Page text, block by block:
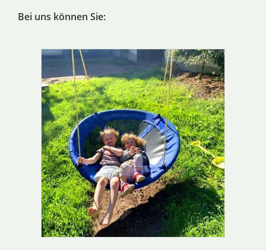
Bei uns können Sie: